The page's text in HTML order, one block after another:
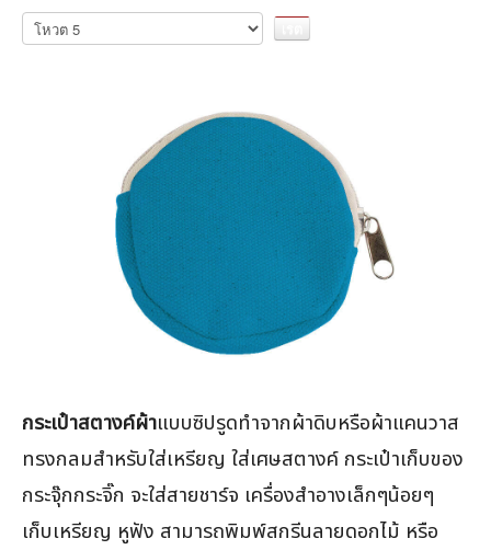
เรต
สมาชิก:5/5
กรุณา
ให้
กระเป๋าสตางค์ผ้าแบบซิปรูดทำจากผ้าดิบหรือผ้าแคนวาส
ทรงกลมสำหรับใส่เหรียญ ใส่เศษสตางค์ กระเป๋าเก็บของ
กระจุ๊กกระจิ๊ก จะใส่สายชาร์จ เครื่องสำอางเล็กๆน้อยๆ
เก็บเหรียญ หูฟัง สามารถพิมพ์สกรีนลายดอกไม้ หรือ